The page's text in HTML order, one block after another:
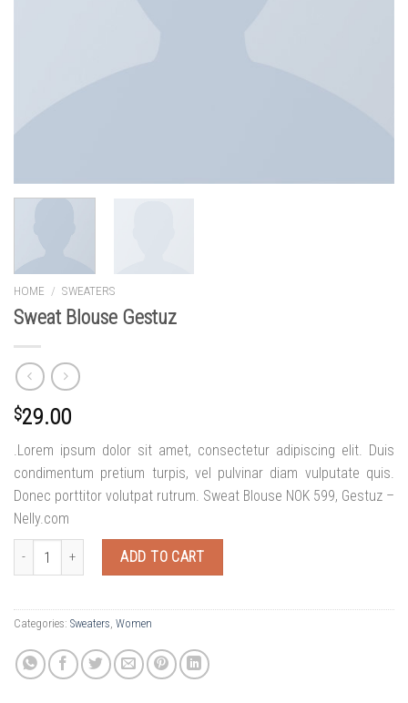
HOME / SWEATERS
Sweat Blouse Gestuz
$29.00
.Lorem ipsum dolor sit amet, consectetur adipiscing elit. Duis
condimentum pretium turpis, vel pulvinar diam vulputate quis.
Donec porttitor volutpat rutrum. Sweat Blouse NOK 599, Gestuz –
Nelly.com
Sweat Blouse Gestuz quantity
ADD TO CART
Categories: Sweaters Women